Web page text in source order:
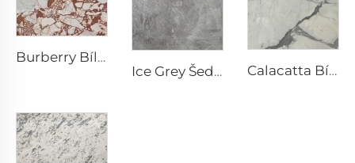
Burberry Bílý přírodní kámen mramor s nepravidelným rudohnědým vzorem
Ice Grey Šedý přírodní kámen mramor s nepravidelnými bílými prasklinami ve tvaru žil
Calacatta Bílý přírodní kámen mramor s šedými žilkami a vzorem